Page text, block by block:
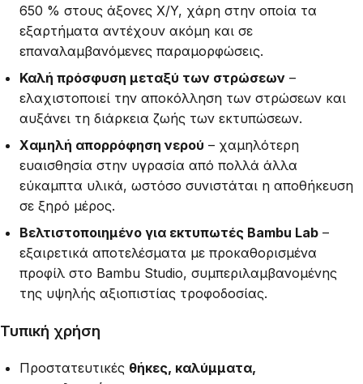
650 % στους άξονες X/Y, χάρη στην οποία τα
εξαρτήματα αντέχουν ακόμη και σε
επαναλαμβανόμενες παραμορφώσεις.
Καλή πρόσφυση μεταξύ των στρώσεων –
ελαχιστοποιεί την αποκόλληση των στρώσεων και
αυξάνει τη διάρκεια ζωής των εκτυπώσεων.
Χαμηλή απορρόφηση νερού – χαμηλότερη
ευαισθησία στην υγρασία από πολλά άλλα
εύκαμπτα υλικά, ωστόσο συνιστάται η αποθήκευση
σε ξηρό μέρος.
Βελτιστοποιημένο για εκτυπωτές Bambu Lab –
εξαιρετικά αποτελέσματα με προκαθορισμένα
προφίλ στο Bambu Studio, συμπεριλαμβανομένης
της υψηλής αξιοπιστίας τροφοδοσίας.
Τυπική χρήση
Προστατευτικές θήκες, καλύμματα,